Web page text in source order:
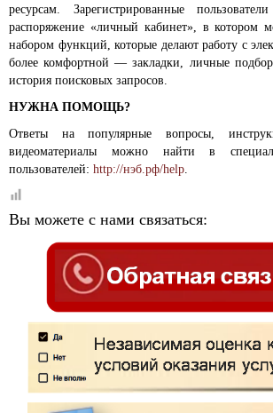
ресурсам. Зарегистрированные
распоряжение «личный кабинет», в котором
набором функций, которые делают работу с
более комфортной — закладки, личные
история поисковых запросов.
НУЖНА ПОМОЩЬ?
Ответы на популярные вопросы,
видеоматериалы можно найти в
пользователей: http://нэб.рф/help.
Вы можете с нами связаться: